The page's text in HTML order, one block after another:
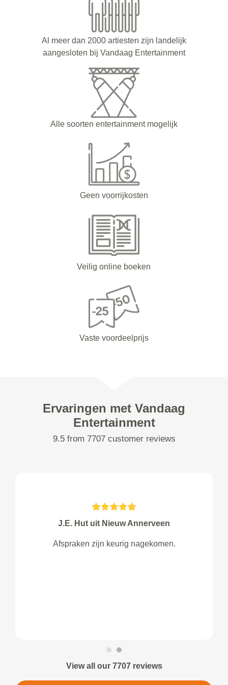
Al meer dan 2000 artiesten zijn landelijk
aangesloten bij Vandaag Entertainment
Alle soorten entertainment mogelijk
Geen voorrijkosten
Veilig online boeken
Vaste voordeelprijs
Ervaringen met Vandaag
Entertainment
9.5 from 7707 customer reviews
J.E. Hut uit Nieuw Annerveen
Afspraken zijn keurig nagekomen.
View all our 7707 reviews